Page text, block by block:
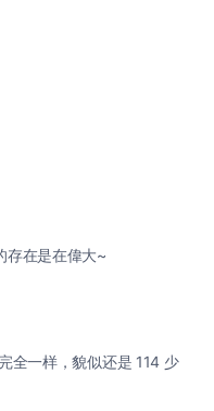
存在是在偉大~
全一样，貌似还是 114 少